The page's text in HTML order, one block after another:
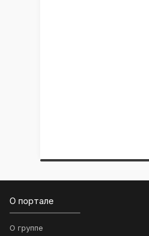
О портале
О группе